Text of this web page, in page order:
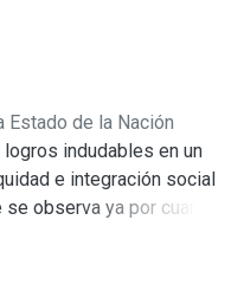
Estado de la Nación
indudables en un
e integración social
observa ya por cuarto año
el acceso a